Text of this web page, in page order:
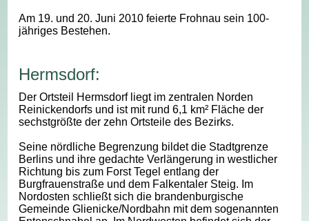
Am 19. und 20. Juni 2010 feierte Frohnau sein 100-
jähriges Bestehen.
Hermsdorf:
Der Ortsteil Hermsdorf liegt im zentralen Norden
Reinickendorfs und ist mit rund 6,1 km² Fläche der
sechstgrößte der zehn Ortsteile des Bezirks.
Seine nördliche Begrenzung bildet die Stadtgrenze
Berlins und ihre gedachte Verlängerung in westlicher
Richtung bis zum Forst Tegel entlang der
Burgfrauenstraße und dem Falkentaler Steig. Im
Nordosten schließt sich die brandenburgische
Gemeinde Glienicke/Nordbahn mit dem sogenannten